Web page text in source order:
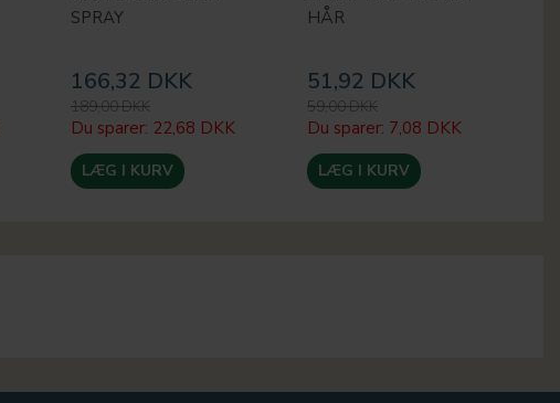
SPRAY
166,32 DKK
189,00 DKK
Du sparer: 22,68 DKK
LÆG I KURV
HÅR
51,92 DKK
59,00 DKK
Du sparer: 7,08 DKK
LÆG I KURV